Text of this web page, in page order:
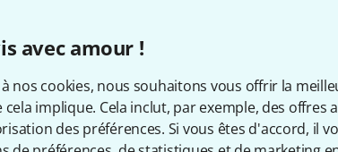
avec amour !
nos cookies, nous souhaitons vous offrir la
cela implique. Cela inclut, par exemple, des
des préférences. Si vous êtes d'accord, il
Contrôles: Voice,
Effects Level
Disponible